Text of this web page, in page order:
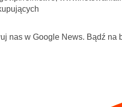
nas w Google News. Bądź na